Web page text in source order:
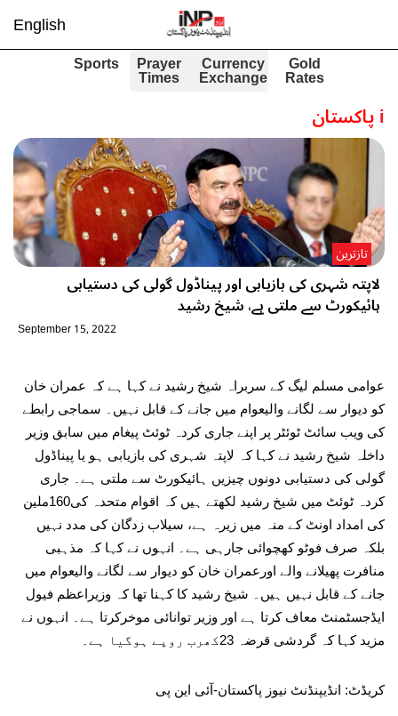
English
Gold
Rates
Currency
Exchange
Prayer
Times
Sports
iپاکستان
لاپتہ شہری کی بازیابی اور پیناڈول گولی کی دستیابی
ہائیکورٹ سے ملتی ہے، شیخ رشید
تازترین
September 15, 2022
عوامی مسلم لیگ کے سربراہ شیخ رشید نے کہا ہے کہ عمران خان
کو دیوار سے لگانے والیعوام میں جانے کے قابل نہیں۔ سماجی رابطے
کی ویب سائٹ ٹوئٹر پر اپنے جاری کردہ ٹوئٹ پیغام میں سابق وزیر
داخلہ شیخ رشید نے کہا کہ لاپتہ شہری کی بازیابی ہو یا پیناڈول
گولی کی دستیابی دونوں چیزیں ہائیکورٹ سے ملتی ہے۔ جاری
کردہ ٹوئٹ میں شیخ رشید لکھتے ہیں کہ اقوام متحدہ کی160ملین
کی امداد اونٹ کے منہ میں زیرہ ہے، سیلاب زدگان کی مدد نہیں
بلکہ صرف فوٹو کھچوائی جارہی ہے۔ انہوں نے کہا کہ مذہبی
منافرت پھیلانے والے اورعمران خان کو دیوار سے لگانے والیعوام میں
جانے کے قابل نہیں ہیں۔ شیخ رشید کا کہنا تھا کہ وزیراعظم فیول
ایڈجسٹمنٹ معاف کرتا ہے اور وزیر توانائی موخرکرتا ہے۔ انہوں نے
مزید کہا کہ گردشی قرضہ 23کھرب روپے ہوگیا ہے۔
کریڈٹ: انڈیپنڈنٹ نیوز پاکستان-آئی این پی